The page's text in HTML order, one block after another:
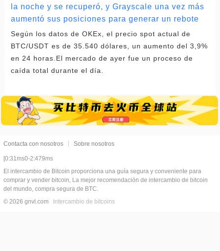
la noche y se recuperó, y Grayscale una vez más
aumentó sus posiciones para generar un rebote
Según los datos de OKEx, el precio spot actual de
BTC/USDT es de 35.540 dólares, un aumento del 3,9%
en 24 horas.El mercado de ayer fue un proceso de
caída total durante el día.
Contacta con nosotros Sobre nosotros
[0:31ms0-2:479ms
El intercambio de Bitcoin proporciona una guía segura y conveniente para
comprar y vender bitcoin, La mejor recomendación de intercambio de bitcoin
del mundo, compra segura de BTC.
© 2026 gnvl.com
Intercambio de bitcoins